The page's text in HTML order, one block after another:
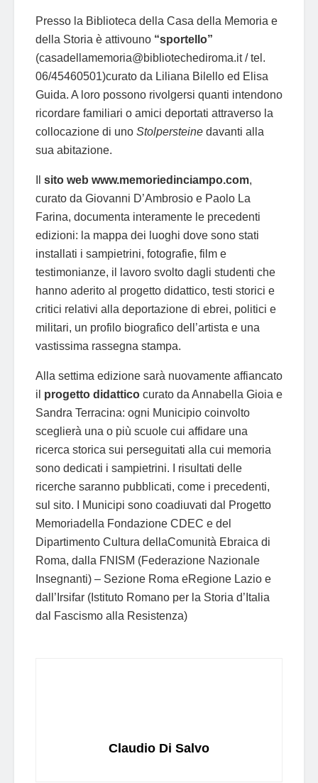
Presso la Biblioteca della Casa della Memoria e
della Storia è attivouno “sportello”
(casadellamemoria@bibliotechediroma.it/ tel.
06/45460501)curato da Liliana Bilello ed Elisa
Guida. A loro possono rivolgersi quanti intendono
ricordare familiari o amici deportati attraverso la
collocazione di uno Stolpersteine davanti alla
sua abitazione.
sito web www.memoriedinciampo.com,
curato da Giovanni D’Ambrosio e Paolo La
Farina, documenta interamente le precedenti
edizioni: la mappa dei luoghi dove sono stati
installati i sampietrini, fotografie, film e
testimonianze, il lavoro svolto dagli studenti che
hanno aderito al progetto didattico, testi storici e
critici relativi alla deportazione di ebrei, politici e
militari, un profilo biografico dell’artista e una
vastissima rassegna stampa.
Alla settima edizione sarà nuovamente affiancato
il progetto didattico curato da Annabella Gioia e
Sandra Terracina: ogni Municipio coinvolto
sceglierà una o più scuole cui affidare una
ricerca storica sui perseguitati alla cui memoria
sono dedicati i sampietrini. I risultati delle
ricerche saranno pubblicati, come i precedenti,
sul sito. I Municipi sono coadiuvati dal Progetto
Memoriadella Fondazione CDEC e del
Dipartimento Cultura dellaComunità Ebraica di
Roma, dalla FNISM (Federazione Nazionale
Insegnanti) – Sezione Roma eRegione Lazio e
dall’Irsifar (Istituto Romano per la Storia d’Italia
dal Fascismo alla Resistenza)
Claudio Di Salvo